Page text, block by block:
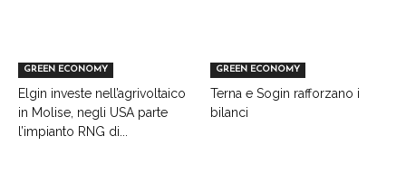
GREEN ECONOMY
Elgin investe nell’agrivoltaico
in Molise, negli USA parte
l’impianto RNG di...
GREEN ECONOMY
Terna e Sogin rafforzano i
bilanci